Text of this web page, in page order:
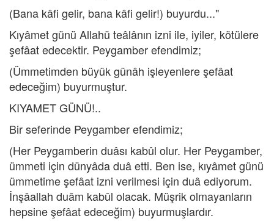
(Bana kâfi gelir, bana kâfi gelir!) buyurdu..."
Kıyâmet günü Allahü teâlânın izni ile, iyiler, kötülere
şefâat edecektir. Peygamber efendimiz;
(Ümmetimden büyük günâh işleyenlere şefâat
edeceğim) buyurmuştur.
KIYAMET GÜNÜ!..
Bir seferinde Peygamber efendimiz;
(Her Peygamberin duâsı kabûl olur. Her Peygamber,
ümmeti için dünyâda duâ etti. Ben ise, kıyâmet günü
ümmetime şefâat izni verilmesi için duâ ediyorum.
İnşâallah duâm kabûl olacak. Müşrik olmayanların
hepsine şefâat edeceğim) buyurmuşlardır.